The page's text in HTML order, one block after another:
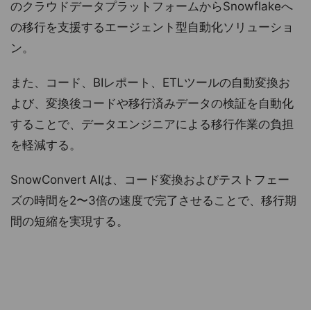
のクラウドデータプラットフォームからSnowflakeへ
の移行を支援するエージェント型自動化ソリューショ
ン。
また、コード、BIレポート、ETLツールの自動変換お
よび、変換後コードや移行済みデータの検証を自動化
することで、データエンジニアによる移行作業の負担
を軽減する。
SnowConvert AIは、コード変換およびテストフェー
ズの時間を2〜3倍の速度で完了させることで、移行期
間の短縮を実現する。